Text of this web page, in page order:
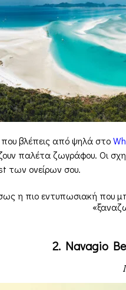
που βλέπεις από ψηλά στο
παλέτα ζωγράφου. Οι
των ονείρων σου.
η πιο εντυπωσιακή που
2. Navagio